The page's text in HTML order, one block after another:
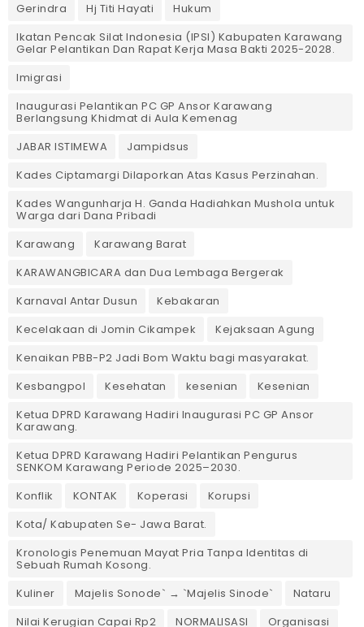
Gerindra
Hj Titi Hayati
Hukum
Ikatan Pencak Silat Indonesia (IPSI) Kabupaten Karawang
Gelar Pelantikan Dan Rapat Kerja Masa Bakti 2025-2028.
Imigrasi
Inaugurasi Pelantikan PC GP Ansor Karawang
Berlangsung Khidmat di Aula Kemenag
JABAR ISTIMEWA
Jampidsus
Kades Ciptamargi Dilaporkan Atas Kasus Perzinahan.
Kades Wangunharja H. Ganda Hadiahkan Mushola untuk
Warga dari Dana Pribadi ‎
Karawang
Karawang Barat
KARAWANGBICARA dan Dua Lembaga Bergerak
Karnaval Antar Dusun
Kebakaran
Kecelakaan di Jomin Cikampek
Kejaksaan Agung
Kenaikan PBB-P2 Jadi Bom Waktu bagi masyarakat.
Kesbangpol
Kesehatan kesenian
Kesenian
Ketua DPRD Karawang Hadiri Inaugurasi PC GP Ansor
Karawang.
Ketua DPRD Karawang Hadiri Pelantikan Pengurus
SENKOM Karawang Periode 2025–2030. ‎
Konflik
KONTAK Koperasi
Korupsi
Kota/ Kabupaten Se- Jawa Barat.
Kronologis Penemuan Mayat Pria Tanpa Identitas di
Sebuah Rumah Kosong.
Kuliner
Majelis Sonode` → `Majelis Sinode`
Nataru
Nilai Kerugian Capai Rp2
NORMALISASI
Organisasi